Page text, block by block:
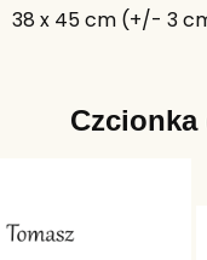
38 x 45 cm (+/- 3